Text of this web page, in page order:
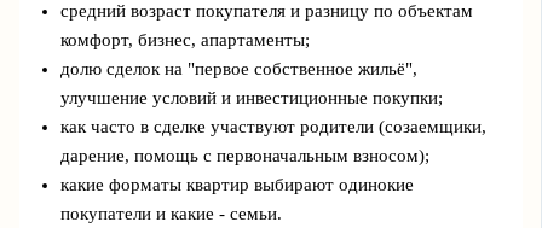
средний возраст покупателя и разницу по объектам
комфорт, бизнес, апартаменты;
долю сделок на "первое собственное жильё",
улучшение условий и инвестиционные покупки;
как часто в сделке участвуют родители (созаемщики,
дарение, помощь с первоначальным взносом);
какие форматы квартир выбирают одинокие
покупатели и какие - семьи.